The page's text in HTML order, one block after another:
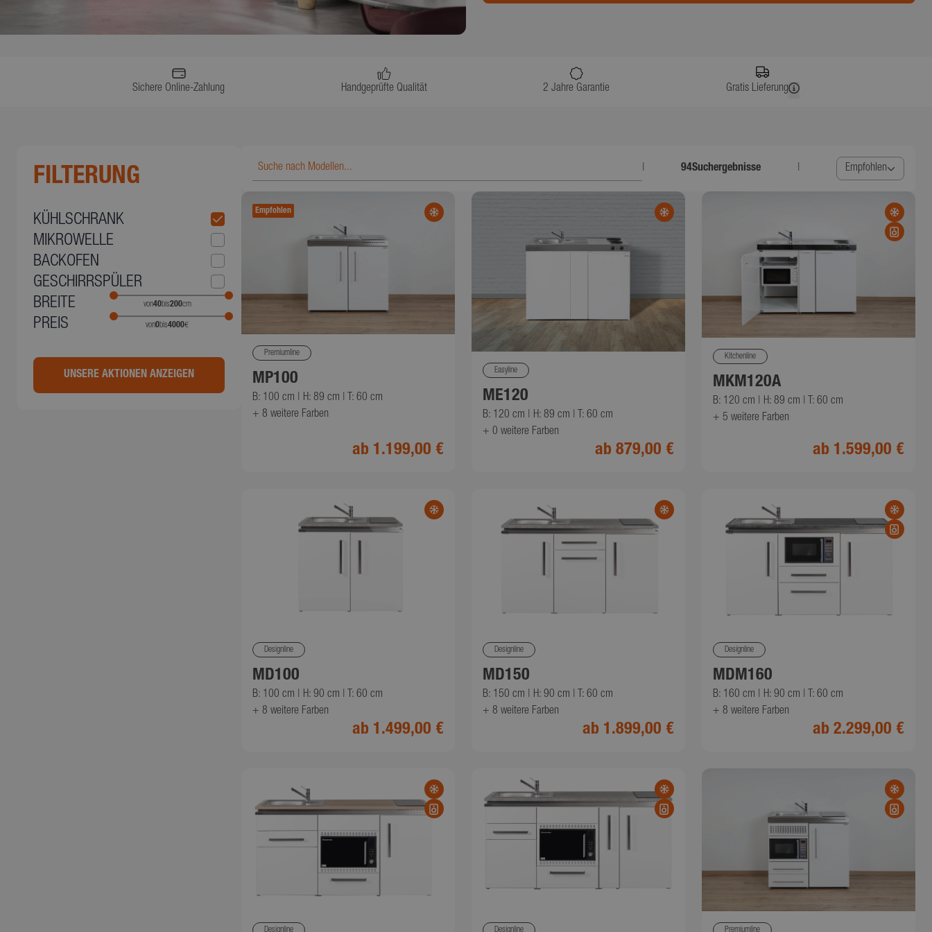
Sichere Online-Zahlung Handgeprüfte Qualität 2 Jahre Garantie Gratis Lieferung
FILTERUNG
KÜHLSCHRANK
MIKROWELLE
BACKOFEN
GESCHIRRSPÜLER
BREITE
von40bis200cm
PREIS von0bis4000€
UNSERE AKTIONEN ANZEIGEN
| 94Suchergebnisse | Empfohlen
Empfohlen
Premiumline
MP100
B: 100 cm | H: 89 cm | T: 60 cm
+ 8 weitere Farben
ab 1.199,00 €
Easyline
ME120
B: 120 cm | H: 89 cm | T: 60 cm
+ 0 weitere Farben
ab 879,00 €
Kitchenline
MKM120A
B: 120 cm | H: 89 cm | T: 60 cm
+ 5 weitere Farben
ab 1.599,00 €
Designline
MD100
B: 100 cm | H: 90 cm | T: 60 cm
+ 8 weitere Farben
ab 1.499,00 €
Designline
MD150
B: 150 cm | H: 90 cm | T: 60 cm
+ 8 weitere Farben
ab 1.899,00 €
Designline
MDM160
B: 160 cm | H: 90 cm | T: 60 cm
+ 8 weitere Farben
ab 2.299,00 €
Designline Designline Premiumline